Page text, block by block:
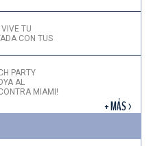
VIVE TU
CON TUS
PARTY
AL
MIAMI!
+ MÁS >